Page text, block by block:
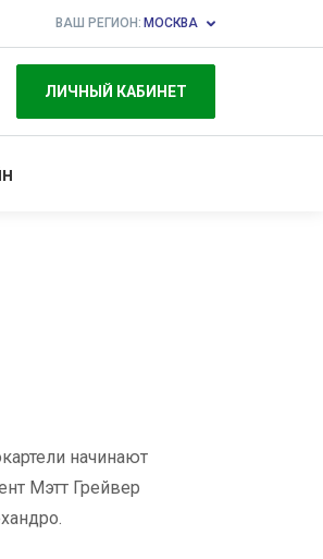
ВАШ РЕГИОН: МОСКВА
ЛИЧНЫЙ КАБИНЕТ
начинают
Мэтт Грейвер